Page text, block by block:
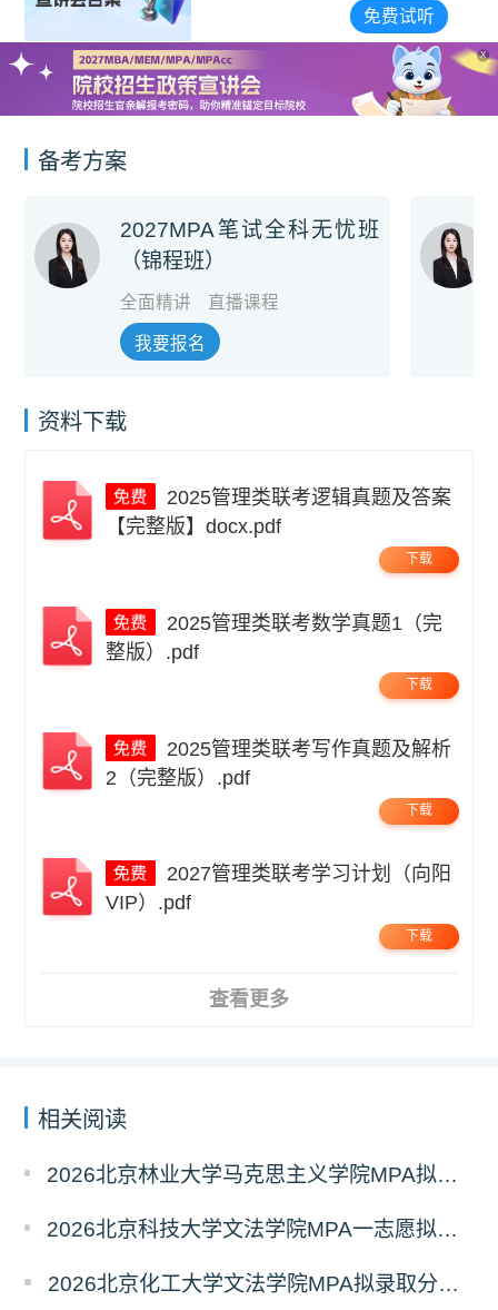
免费试听
X
备考方案
2027MPA笔试全科无忧班
（锦程班）
全面精讲 直播课程
我要报名
资料下载
【完整版】docx.pdf
下载
整版）.pdf
下载
2（完整版）.pdf
下载
VIP）.pdf
下载
查看更多
相关阅读
2026北京林业大学马克思主义学院MPA拟录取分析解读
2026北京科技大学文法学院MPA一志愿拟录取分析解读
2026北京化工大学文法学院MPA拟录取分析解读